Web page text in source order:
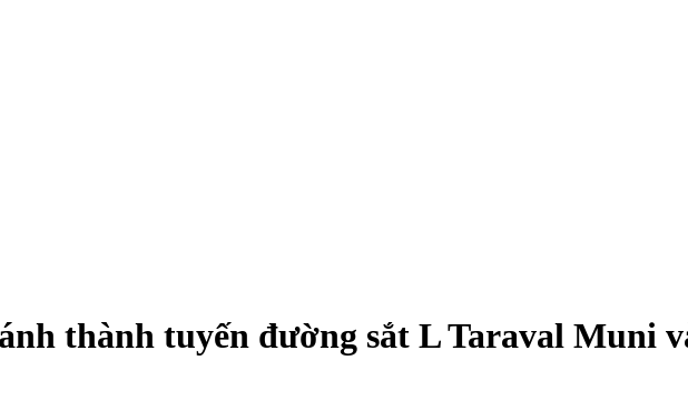
thành tuyến đường sắt L Taraval Muni